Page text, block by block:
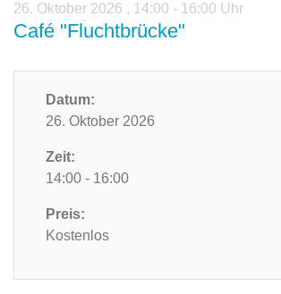
26. Oktober 2026 , 14:00 - 16:00 Uhr
Café "Fluchtbrücke"
Datum:
26. Oktober 2026
Zeit:
14:00 - 16:00
Preis:
Kostenlos